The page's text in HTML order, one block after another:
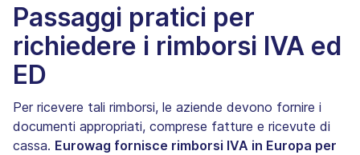
Passaggi pratici per
richiedere i rimborsi IVA ed
ED
Per ricevere tali rimborsi, le aziende devono fornire i
documenti appropriati, comprese fatture e ricevute di
cassa. Eurowag fornisce rimborsi IVA in Europa per